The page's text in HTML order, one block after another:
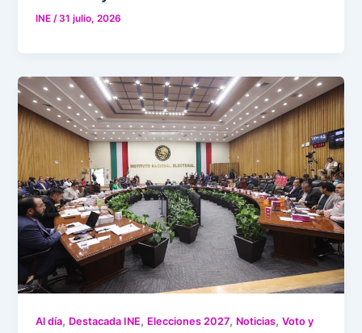
INE/31 julio, 2026
Al día, Destacada INE, Elecciones 2027, Noticias,Voto y